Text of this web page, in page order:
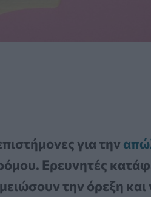
για την
Ερευνητές
την όρεξη και